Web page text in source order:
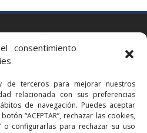
consentimiento
de terceros para mejorar nuestros
relacionada con sus preferencias
de navegación. Puedes aceptar
“ACEPTAR”, rechazar las cookies,
o configurarlas para rechazar su uso
3º, 08006 Barcelona
16 1r, 08401 Granollers (Bcn)